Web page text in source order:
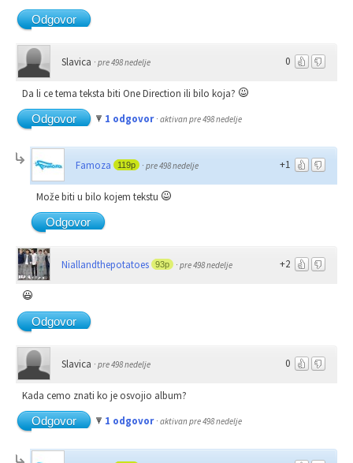
Odgovor
0
Slavica · pre 498 nedelje
Da li ce tema teksta biti One Direction ili bilo koja?
Odgovor
1 odgovor · aktivan pre 498 nedelje
+1
Famoza 119p · pre 498 nedelje
Može biti u bilo kojem tekstu
Odgovor
+2
Niallandthepotatoes 93p · pre 498 nedelje
Odgovor
0
Slavica · pre 498 nedelje
Kada cemo znati ko je osvojio album?
Odgovor
1 odgovor · aktivan pre 498 nedelje